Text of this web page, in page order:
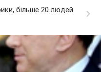
більше 20 людей